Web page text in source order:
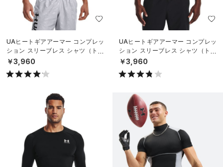
UAヒートギアアーマー コンプレッ
ション スリーブレス シャツ（トレ
ーニング/MEN）
￥3,960
UAヒートギアアーマー コンプレッ
ション スリーブレス シャツ（トレ
ーニング/MEN）
￥3,960